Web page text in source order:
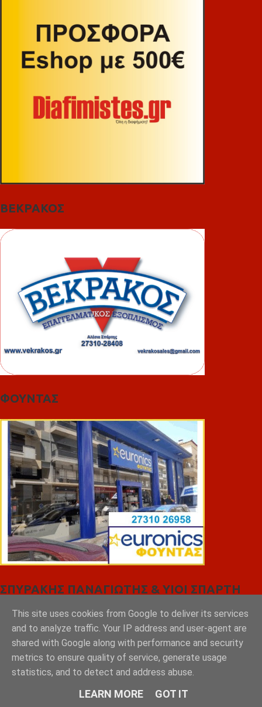
ΒΕΚΡΑΚΟΣ
ΦΟΥΝΤΑΣ
ΣΠΥΡΑΚΗΣ ΠΑΝΑΓΙΩΤΗΣ & YIOI ΣΠΑΡΤΗ
This site uses cookies from Google to deliver its services
and to analyze traffic. Your IP address and user-agent are
shared with Google along with performance and security
metrics to ensure quality of service, generate usage
statistics, and to detect and address abuse.
LEARN MORE GOT IT